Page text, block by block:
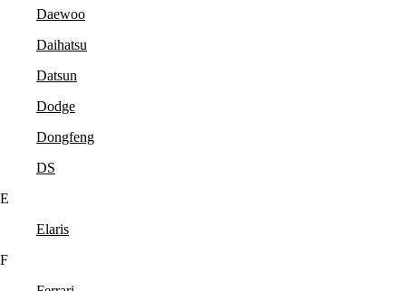
Daewoo
Daihatsu
Datsun
Dodge
Dongfeng
DS
E
Elaris
F